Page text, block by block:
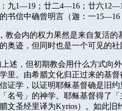
九1—19 ；廿二4—16 ；廿六12—
书信中确曾明言（迦：一15—16
教会内的权力果然是来自复活
奥迹，但同时也是一个可见的
上述，但初期教会用什么方式向
里。由希腊文化归正过来的基
证学，以证明耶稣基督确是旧
名号」的神学。耶稣基督得了「
文圣经里译为Kyrios）。如此旧